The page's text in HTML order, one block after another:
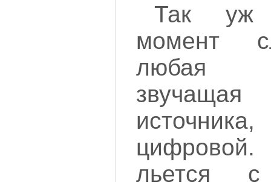
Так уж
момент
любая
льется с